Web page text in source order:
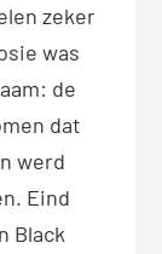
zeker
was
de
dat
werd
Eind
Black